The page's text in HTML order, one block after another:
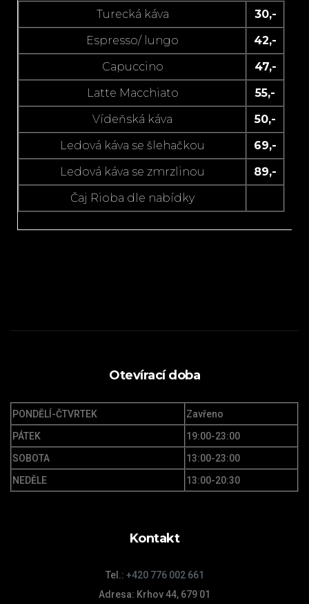
Turecká káva
30,-
Espresso/ lungo
42,-
Capuccino
47,-
Latte Macchiato
55,-
Vídeňská káva
50,-
Ledová káva se šlehačkou
69,-
Ledová káva se zmrzlinou
89,-
Čaj Rioba dle nabídky
Otevírací doba
PONDĚLÍ-ČTVRTEK
Zavřeno
PÁTEK
19:00-23:00
SOBOTA
13:00-23:00
NEDĚLE
13:00-20:30
Kontakt
Tel.: +420 776 002 661
Adresa: Krhov 44, 679 01